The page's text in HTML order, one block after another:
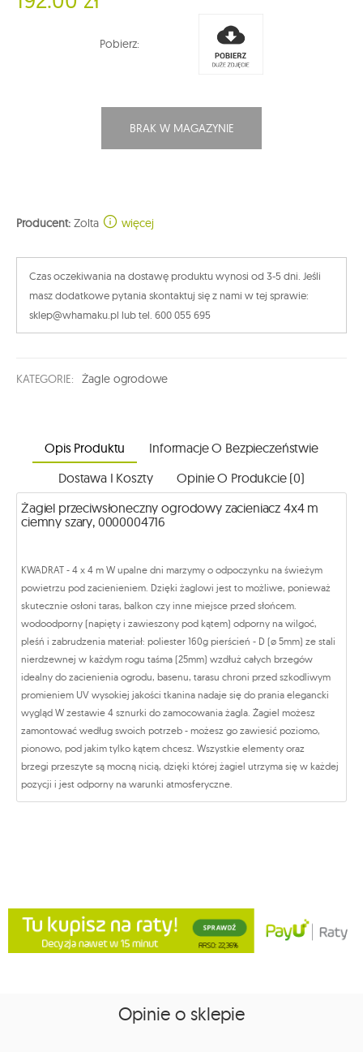
Pobierz:
BRAK W MAGAZYNIE
Producent: Zolta więcej
Czas oczekiwania na dostawę produktu wynosi od 3-5 dni. Jeśli
masz dodatkowe pytania skontaktuj się z nami w tej sprawie:
sklep@whamaku.pl lub tel. 600 055 695
KATEGORIE: Żagle ogrodowe
Opis Produktu
Informacje O Bezpieczeństwie
Dostawa I Koszty
Opinie O Produkcie (0)
Żagiel przeciwsłoneczny ogrodowy zacieniacz 4x4 m
ciemny szary, 0000004716
KWADRAT - 4 x 4 m W upalne dni marzymy o odpoczynku na świeżym
powietrzu pod zacienieniem. Dzięki żaglowi jest to możliwe, ponieważ
skutecznie osłoni taras, balkon czy inne miejsce przed słońcem.
wodoodporny (napięty i zawieszony pod kątem) odporny na wilgoć,
pleśń i zabrudzenia materiał: poliester 160g pierścień - D (ø 5mm) ze stali
nierdzewnej w każdym rogu taśma (25mm) wzdłuż całych brzegów
idealny do zacienienia ogrodu, basenu, tarasu chroni przed szkodliwym
promieniem UV wysokiej jakości tkanina nadaje się do prania elegancki
wygląd W zestawie 4 sznurki do zamocowania żagla. Żagiel możesz
zamontować według swoich potrzeb - możesz go zawiesić poziomo,
pionowo, pod jakim tylko kątem chcesz. Wszystkie elementy oraz
brzegi przeszyte są mocną nicią, dzięki której żagiel utrzyma się w każdej
pozycji i jest odporny na warunki atmosferyczne.
Opinie o sklepie